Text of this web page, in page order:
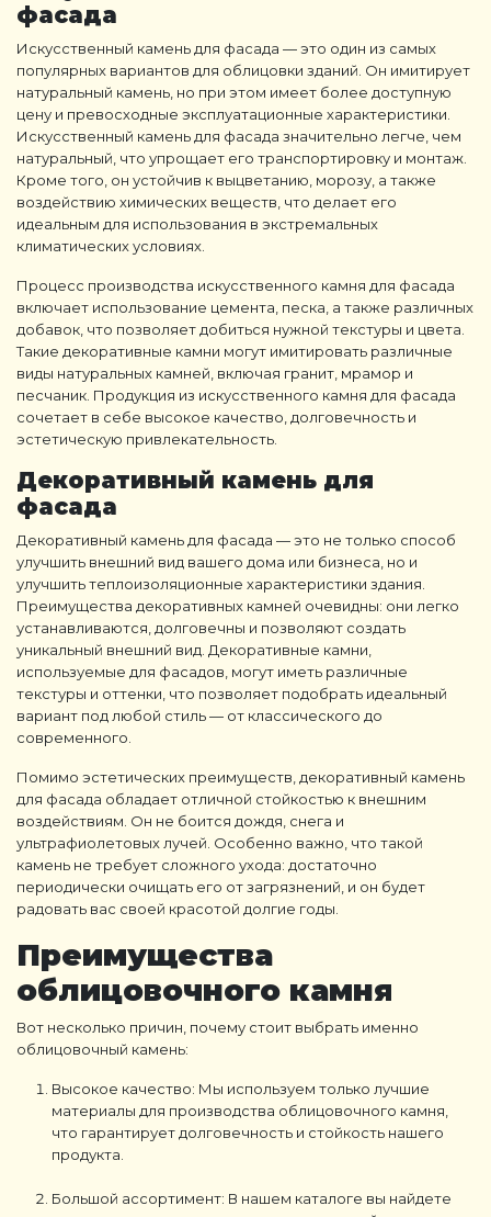
фасада
Искусственный камень для фасада — это один из самых
популярных вариантов для облицовки зданий. Он имитирует
натуральный камень, но при этом имеет более доступную
цену и превосходные эксплуатационные характеристики.
Искусственный камень для фасада значительно легче, чем
натуральный, что упрощает его транспортировку и монтаж.
Кроме того, он устойчив к выцветанию, морозу, а также
воздействию химических веществ, что делает его
идеальным для использования в экстремальных
климатических условиях.
Процесс производства искусственного камня для фасада
включает использование цемента, песка, а также различных
добавок, что позволяет добиться нужной текстуры и цвета.
Такие декоративные камни могут имитировать различные
виды натуральных камней, включая гранит, мрамор и
песчаник. Продукция из искусственного камня для фасада
сочетает в себе высокое качество, долговечность и
эстетическую привлекательность.
Декоративный камень для
фасада
Декоративный камень для фасада — это не только способ
улучшить внешний вид вашего дома или бизнеса, но и
улучшить теплоизоляционные характеристики здания.
Преимущества декоративных камней очевидны: они легко
устанавливаются, долговечны и позволяют создать
уникальный внешний вид. Декоративные камни
используемые для фасадов, могут иметь различные
текстуры и оттенки, что позволяет подобрать идеальный
вариант под любой стиль — от классического до
современного.
Помимо эстетических преимуществ, декоративный камень
для фасада обладает отличной стойкостью к внешним
воздействиям. Он не боится дождя, снега и
ультрафиолетовых лучей. Особенно важно, что такой
камень не требует сложного ухода: достаточно
периодически очищать его от загрязнений, и он будет
радовать вас своей красотой долгие годы.
Преимущества
облицовочного камня
Вот несколько причин, почему стоит выбрать именно
облицовочный камень:
Высокое качество: Мы используем только лучшие
материалы для производства облицовочного камня,
что гарантирует долговечность и стойкость нашего
продукта.
Большой ассортимент: В нашем каталоге вы найдете